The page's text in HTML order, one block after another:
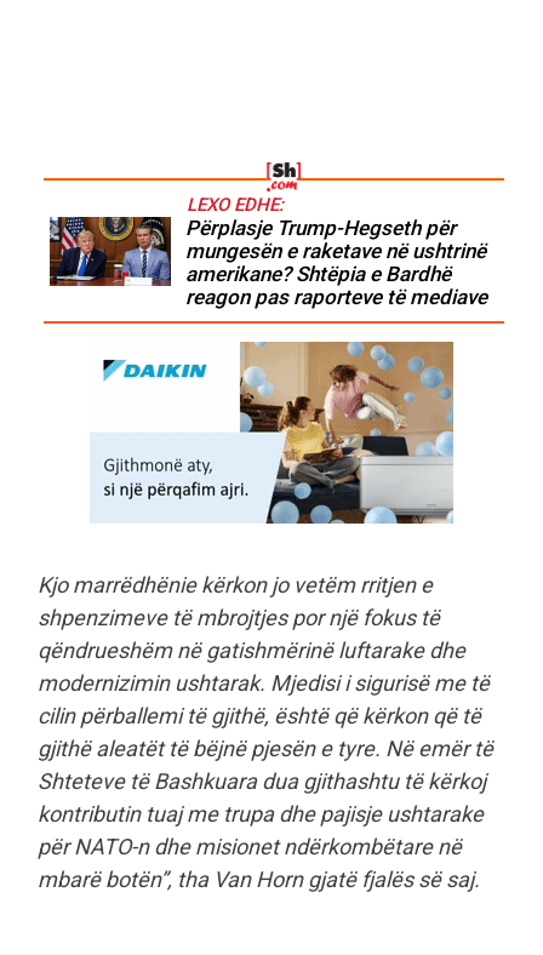
LEXO EDHE:
Përplasje Trump-Hegseth për
mungesën e raketave në ushtrinë
amerikane? Shtëpia e Bardhë
reagon pas raporteve të mediave
Kjo marrëdhënie kërkon jo vetëm rritjen e
shpenzimeve të mbrojtjes por një fokus të
qëndrueshëm në gatishmërinë luftarake dhe
modernizimin ushtarak. Mjedisi i sigurisë me të
cilin përballemi të gjithë, është që kërkon që të
gjithë aleatët të bëjnë pjesën e tyre. Në emër të
Shteteve të Bashkuara dua gjithashtu të kërkoj
kontributin tuaj me trupa dhe pajisje ushtarake
për NATO-n dhe misionet ndërkombëtare në
mbarë botën”, tha Van Horn gjatë fjalës së saj.